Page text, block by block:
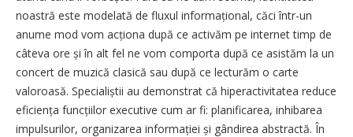
noastră este modelată de fluxul informațional, căci într-un
anume mod vom acționa după ce activăm pe internet timp de
câteva ore și în alt fel ne vom comporta după ce asistăm la un
concert de muzică clasică sau după ce lecturăm o carte
valoroasă. Specialiștii au demonstrat că hiperactivitatea reduce
eficiența funcțiilor executive cum ar fi: planificarea, inhibarea
impulsurilor, organizarea informației și gândirea abstractă. În